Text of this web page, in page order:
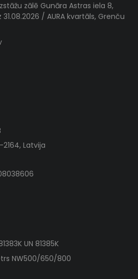
zālē Gunāra Astras iela 8,
31.08.2026 / AURA kvartāls, Grenču
2164, Latvija
UN 81385K
NW500/650/800